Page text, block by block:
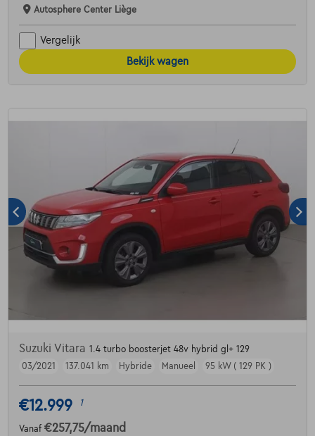
Autosphere Center Liège
Vergelijk
Bekijk wagen
Suzuki Vitara 1.4 turbo boosterjet 48v hybrid gl+ 129
03/2021
137.041 km Hybride Manueel 95 kW ( 129 PK )
€12.999 1
Vanaf €257,75/maand